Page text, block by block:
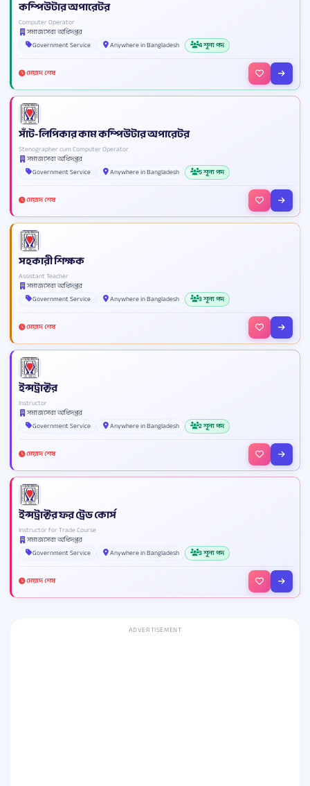
কম্পিউটার অপারেটর
Computer Operator
সমাজসেবা অধিদপ্তর
Government Service
Anywhere in Bangladesh 4 শূন্য পদ
মেয়াদ শেষ
সাঁট-লিপিকার কাম কম্পিউটার অপারেটর
Stenographer cum Computer Operator
সমাজসেবা অধিদপ্তর
Government Service
Anywhere in Bangladesh 5 শূন্য পদ
মেয়াদ শেষ
সহকারী শিক্ষক
Assistant Teacher
সমাজসেবা অধিদপ্তর
Government Service
Anywhere in Bangladesh 3 শূন্য পদ
মেয়াদ শেষ
ইন্সট্রাক্টর
Instructor
সমাজসেবা অধিদপ্তর
Government Service
Anywhere in Bangladesh 2 শূন্য পদ
মেয়াদ শেষ
ইন্সট্রাক্টর ফর ট্রেড কোর্স
Instructor for Trade Course
সমাজসেবা অধিদপ্তর
Government Service
Anywhere in Bangladesh 3 শূন্য পদ
মেয়াদ শেষ
ADVERTISEMENT